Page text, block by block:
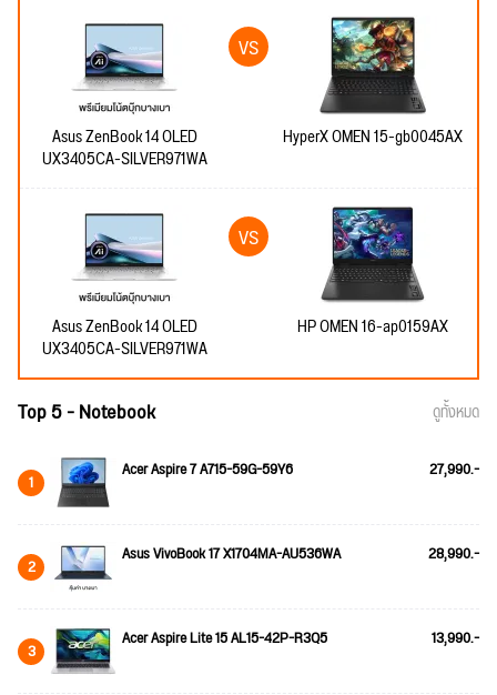
Asus ZenBook 14 OLED
UX3405CA-SILVER971WA
HyperX OMEN 15-gb0045AX
Asus ZenBook 14 OLED
UX3405CA-SILVER971WA
HP OMEN 16-ap0159AX
Top 5 - Notebook ดูทั้งหมด
1 Acer Aspire 7 A715-59G-59Y6 27,990.-
2 Asus VivoBook 17 X1704MA-AU536WA 28,990.-
3 Acer Aspire Lite 15 AL15-42P-R3Q5 13,990.-